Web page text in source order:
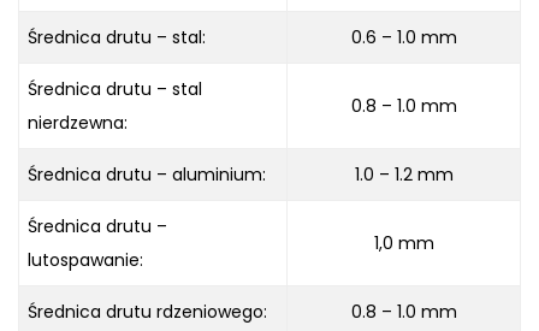
Średnica drutu – stal: 0.6 – 1.0 mm
Średnica drutu – stal
nierdzewna:
0.8 – 1.0 mm
Średnica drutu – aluminium: 1.0 – 1.2 mm
Średnica drutu –
lutospawanie:
1,0 mm
Średnica drutu rdzeniowego: 0.8 – 1.0 mm